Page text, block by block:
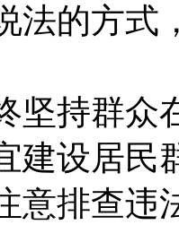
法的方式
坚持群众
建设居民
意排查违